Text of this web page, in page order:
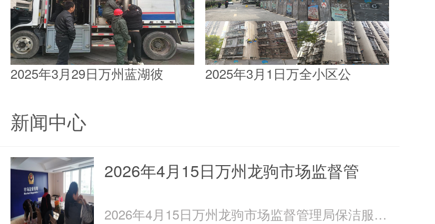
2025年3月29日万州蓝湖彼 2025年3月1日万全小区公
新闻中心
2026年4月15日万州龙驹市场监督管
2026年4月15日万州龙驹市场监督管理局保洁服务由重庆美